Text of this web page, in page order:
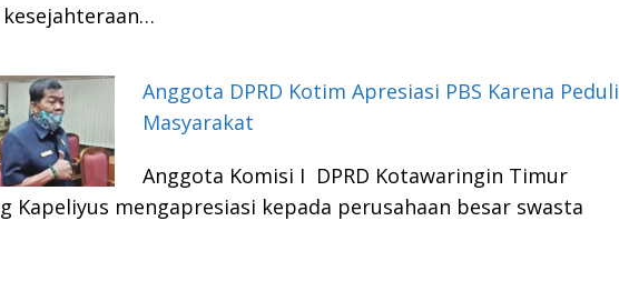
Anggota DPRD Kotim Apresiasi PBS Karena Peduli
Masyarakat
Anggota Komisi I DPRD Kotawaringin Timur
Kapeliyus mengapresiasi kepada perusahaan besar swasta